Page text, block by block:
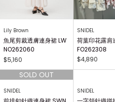
Lily Brown
魚尾剪裁透膚連身裙 LW
NO262060
$5,160
SNIDEL
荷葉印花露肩
FO262308
$4,890
SNIDEL SNIDEL